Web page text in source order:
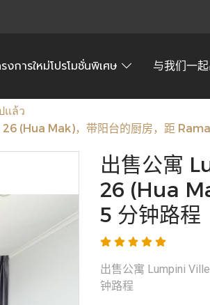
งการใหม่โปรโมชั่นพิเศษ 与我们一
แล้ว
(Hua Mak)，带阳台的厨房，距
出售公寓
26 (Hua
5 分钟路程
出售公寓 Lumpini
钟路程